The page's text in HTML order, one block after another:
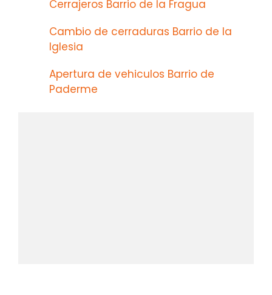
Cerrajeros Barrio de la Fragua
Cambio de cerraduras Barrio de la
Iglesia
Apertura de vehiculos Barrio de
Paderme